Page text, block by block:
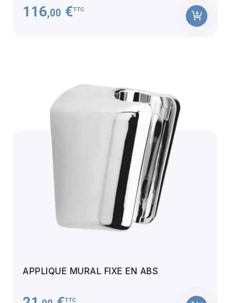
116,00 €TTC
APPLIQUE MURAL FIXE EN ABS
TTC